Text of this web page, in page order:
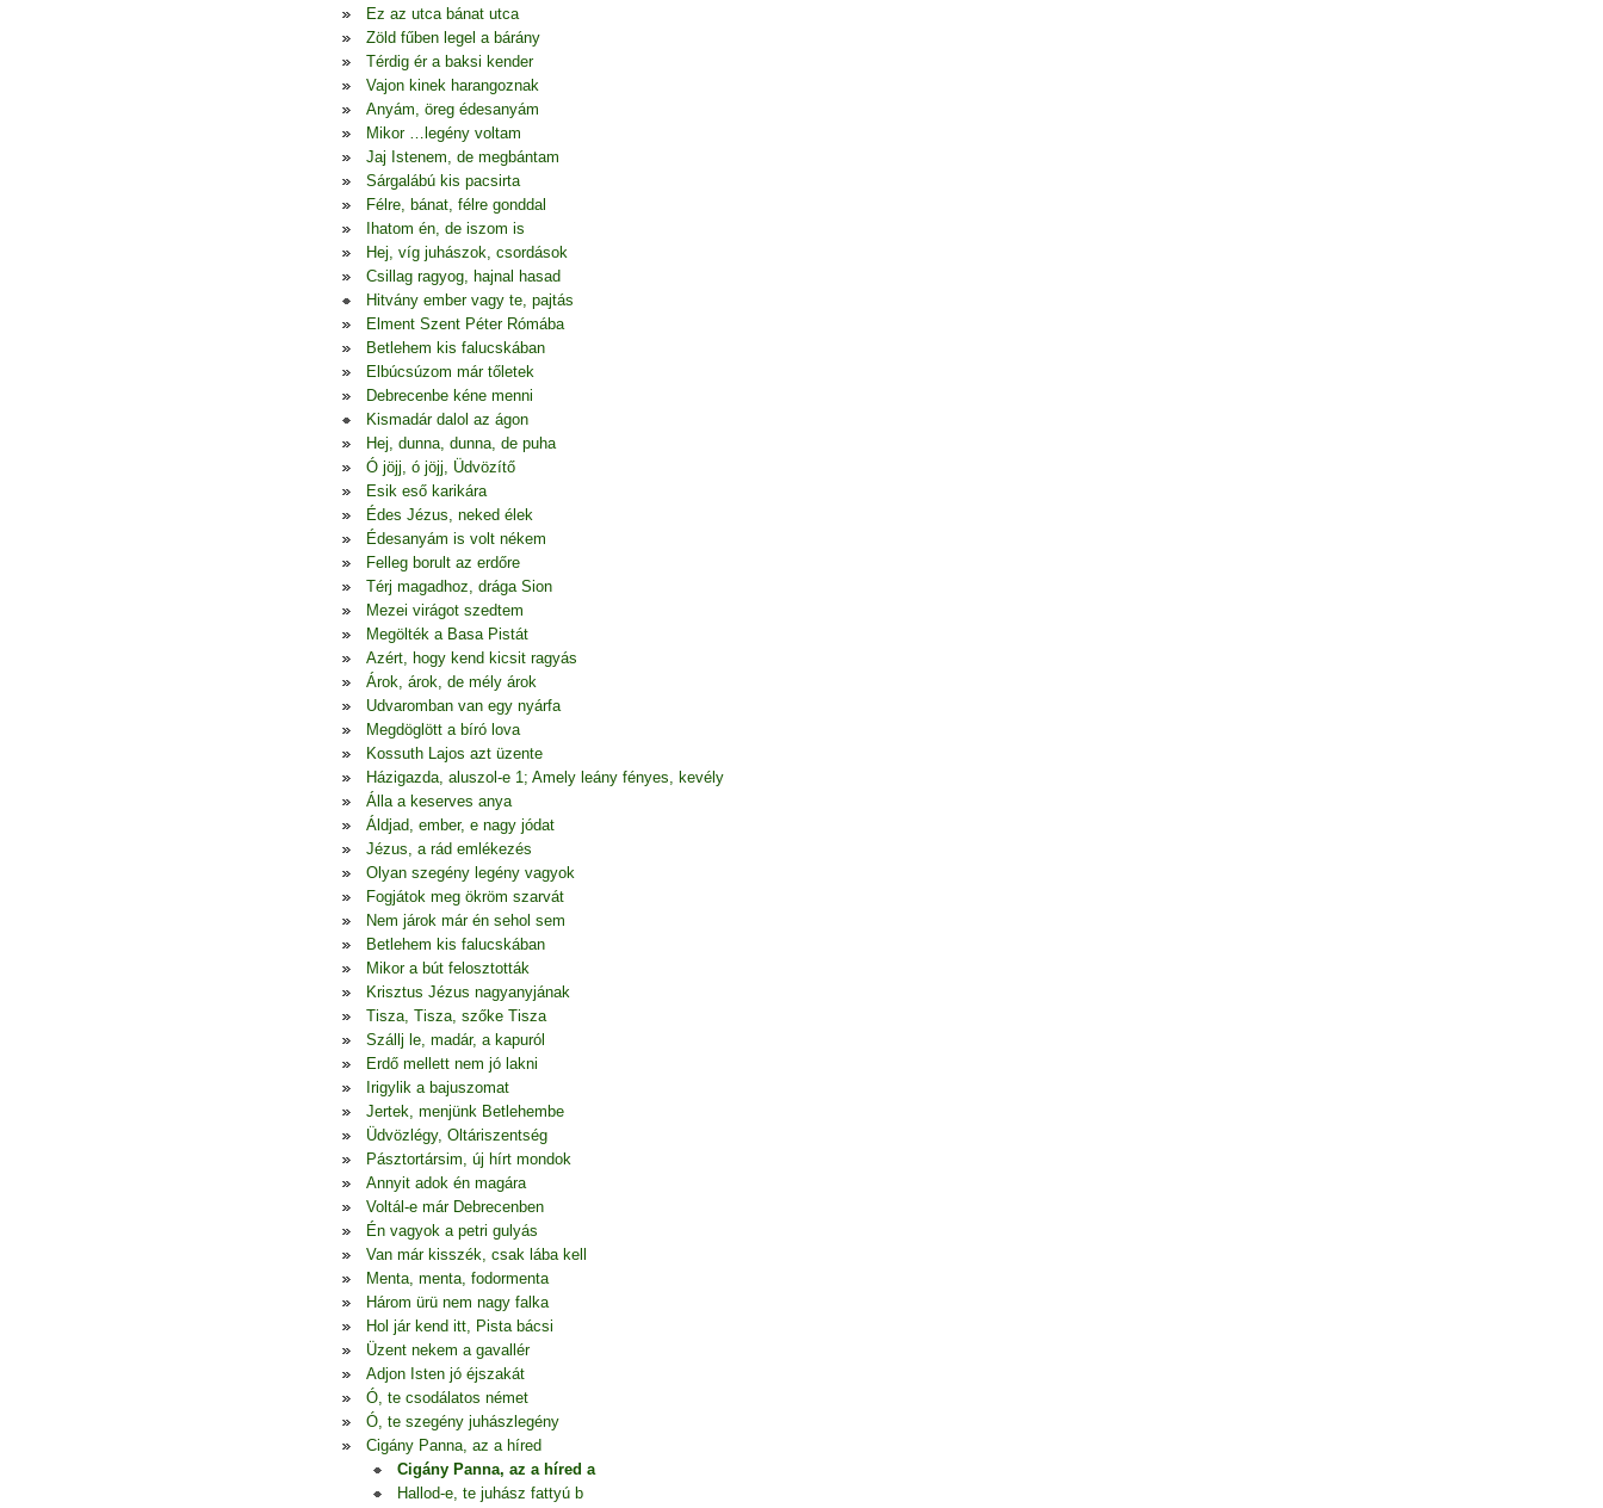
Ez az utca bánat utca
Zöld fűben legel a bárány
Térdig ér a baksi kender
Vajon kinek harangoznak
Anyám, öreg édesanyám
Mikor …legény voltam
Jaj Istenem, de megbántam
Sárgalábú kis pacsirta
Félre, bánat, félre gonddal
Ihatom én, de iszom is
Hej, víg juhászok, csordások
Csillag ragyog, hajnal hasad
Hitvány ember vagy te, pajtás
Elment Szent Péter Rómába
Betlehem kis falucskában
Elbúcsúzom már tőletek
Debrecenbe kéne menni
Kismadár dalol az ágon
Hej, dunna, dunna, de puha
Ó jöjj, ó jöjj, Üdvözítő
Esik eső karikára
Édes Jézus, neked élek
Édesanyám is volt nékem
Felleg borult az erdőre
Térj magadhoz, drága Sion
Mezei virágot szedtem
Megölték a Basa Pistát
Azért, hogy kend kicsit ragyás
Árok, árok, de mély árok
Udvaromban van egy nyárfa
Megdöglött a bíró lova
Kossuth Lajos azt üzente
Házigazda, aluszol-e 1; Amely leány fényes, kevély
Álla a keserves anya
Áldjad, ember, e nagy jódat
Jézus, a rád emlékezés
Olyan szegény legény vagyok
Fogjátok meg ökröm szarvát
Nem járok már én sehol sem
Betlehem kis falucskában
Mikor a bút felosztották
Krisztus Jézus nagyanyjának
Tisza, Tisza, szőke Tisza
Szállj le, madár, a kapuról
Erdő mellett nem jó lakni
Irigylik a bajuszomat
Jertek, menjünk Betlehembe
Üdvözlégy, Oltáriszentség
Pásztortársim, új hírt mondok
Annyit adok én magára
Voltál-e már Debrecenben
Én vagyok a petri gulyás
Van már kisszék, csak lába kell
Menta, menta, fodormenta
Három ürü nem nagy falka
Hol jár kend itt, Pista bácsi
Üzent nekem a gavallér
Adjon Isten jó éjszakát
Ó, te csodálatos német
Ó, te szegény juhászlegény
Cigány Panna, az a híred
Cigány Panna, az a híred a
Hallod-e, te juhász fattyú b